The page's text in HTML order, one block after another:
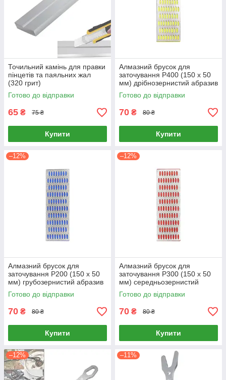
Точильний камінь для правки
пінцетів та паяльних жал
(320 грит)
Готово до відправки
65 ₴ 75 ₴
Купити
Алмазний брусок для
заточування P400 (150 х 50
мм) дрібнозернистий абразив
Готово до відправки
70 ₴ 80 ₴
Купити
–12%
Алмазний брусок для
заточування P200 (150 х 50
мм) грубозернистий абразив
Готово до відправки
70 ₴ 80 ₴
Купити
–12%
Алмазний брусок для
заточування P300 (150 х 50
мм) середньозернистий
абразив
Готово до відправки
70 ₴ 80 ₴
Купити
–12% –11%